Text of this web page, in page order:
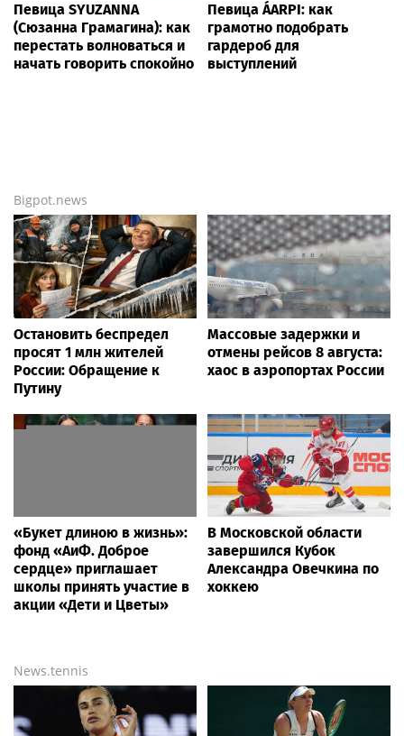
Певица SYUZANNA
(Сюзанна Грамагина): как
перестать волноваться и
начать говорить спокойно
Певица ÁARPI: как
грамотно подобрать
гардероб для
выступлений
Bigpot.news
Остановить беспредел
просят 1 млн жителей
России: Обращение к
Путину
Массовые задержки и
отмены рейсов 8 августа:
хаос в аэропортах России
«Букет длиною в жизнь»:
фонд «АиФ. Доброе
сердце» приглашает
школы принять участие в
акции «Дети и Цветы»
В Московской области
завершился Кубок
Александра Овечкина по
хоккею
News.tennis